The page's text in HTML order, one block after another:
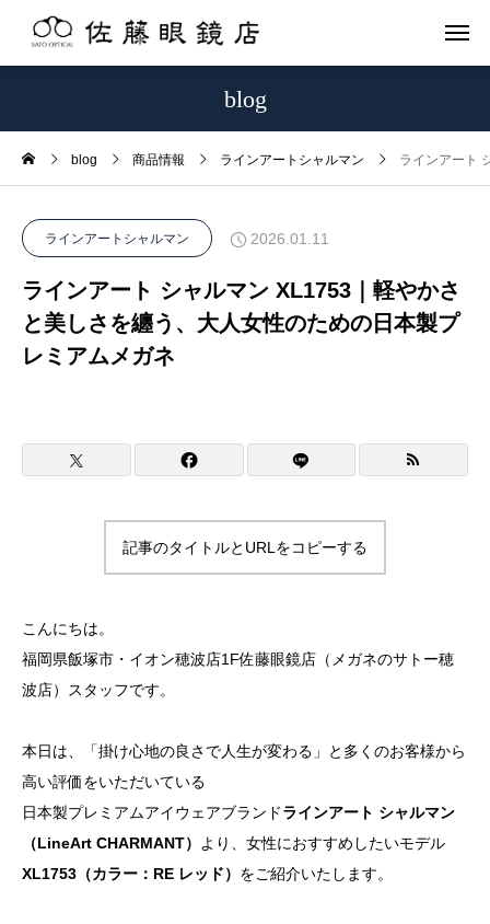
blog
blog 商品情報 ラインアートシャルマン ラインアート
ラインアートシャルマン 2026.01.11
ラインアート シャルマン XL1753｜軽やかさ
と美しさを纏う、大人女性のための日本製プ
レミアムメガネ
記事のタイトルとURLをコピーする
こんにちは。
福岡県飯塚市・イオン穂波店1F佐藤眼鏡店（メガネのサトー穂
波店）スタッフです。
本日は、「掛け心地の良さで人生が変わる」と多くのお客様から
高い評価をいただいている
日本製プレミアムアイウェアブランドラインアート シャルマン
（LineArt CHARMANT）
より、女性におすすめしたいモデル
XL1753（カラー：RE レッド） をご紹介いたします。